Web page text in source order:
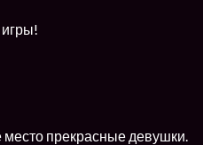
прекрасные девушки.